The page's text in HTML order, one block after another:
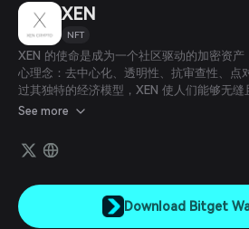
العربية
বাংলা
Español
Português (Brasil)
Español (Argentina)
XEN
NFT
XEN 的使命是成为一个社区驱动的加密资
心理念：去中心化、透明性、抗审查性、点
过其独特的经济模型，XEN 使人们能够无
界。
See more
Download Bitget